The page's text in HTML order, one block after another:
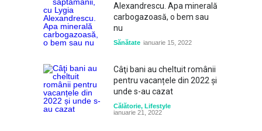
Alexandrescu. Apa minerală
carbogazoasă, o bem sau
nu
Sănătate ianuarie 15, 2022
Câţi bani au cheltuit românii
pentru vacanțele din 2022 și
unde s-au cazat
Călătorie, Lifestyle
ianuarie 21, 2022